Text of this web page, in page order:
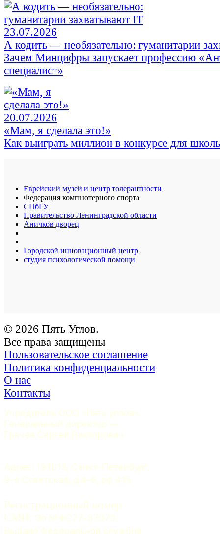
23.07.2026
А кодить — необязательно: гуманитарии
Зачем Минцифры запускает профессию
специалист»
20.07.2026
«Мам, я сделала это!»
Как выиграть миллион в конкурсе для
Еврейский музей и центр толерантности
Федерация компьютерного спорта
СПбГУ
Правительство Ленинградской области
Аничков дворец
Городской инновационный центр
студия психологической помощи
© 2026 Пять Углов.
Все права защищены
Пользовательское соглашение
Политика конфиденциальности
О нас
Контакты
Учредитель ООО «Пять углов».
Генеральный директор —
Грачев Сергей Викторович
Адрес: 191015, Санкт-Петербург,
9-я Советская, д.4-6, оф.415
Регистрационный номер
СМИ: Эл №ФС77-37070.
Выдано Федеральной службой